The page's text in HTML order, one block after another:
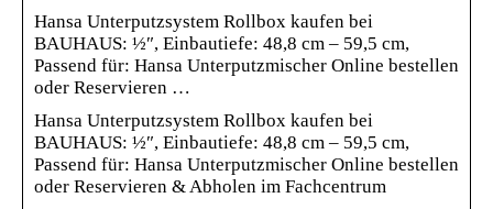
Hansa Unterputzsystem Rollbox kaufen bei
BAUHAUS: ½″, Einbautiefe: 48,8 cm – 59,5 cm,
Passend für: Hansa Unterputzmischer Online bestellen
oder Reservieren …
Hansa Unterputzsystem Rollbox kaufen bei
BAUHAUS: ½″, Einbautiefe: 48,8 cm – 59,5 cm,
Passend für: Hansa Unterputzmischer Online bestellen
oder Reservieren & Abholen im Fachcentrum